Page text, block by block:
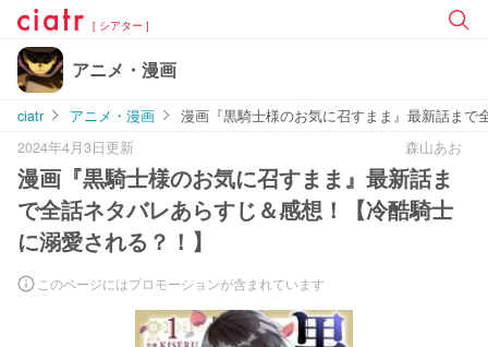
[ シアター ]
アニメ・漫画
ciatr アニメ・漫画
漫画『黒騎士様のお気に召すまま』最新話ま
2024年4月3日更新
森山あお
漫画『黒騎士様のお気に召すまま』最新話ま
で全話ネタバレあらすじ＆感想！【冷酷騎士
に溺愛される？！】
このページにはプロモーションが含まれています